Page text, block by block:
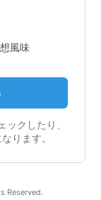
風味
クしたり、
ります。
Reserved.